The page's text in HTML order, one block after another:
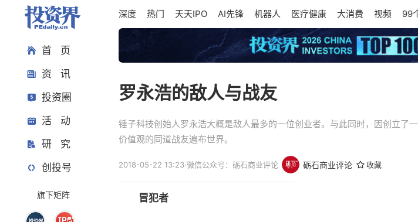
首 页
资 讯
投资圈
活 动
研 究
创投号
旗下矩阵
深度 热门 天天IPO AI先锋 机器人 医疗健康 大消费 视频 99
罗永浩的敌人与战友
锤子科技创始人罗永浩大概是敌人最多的一位创业者。与此同时，因创立了
价值观的同道战友遍布世界。
2018-05-22 13:23·微信公众号：砺石商业评论 砺石商业评论 收藏
冒犯者